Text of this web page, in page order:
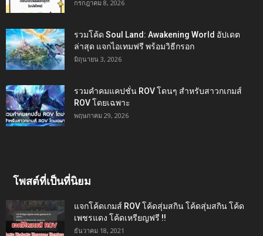
กรกฎาคม 8, 2026
รวมโค้ด Soul Land: Awakening World อัปเดต
ล่าสุด แจกไอเทมฟรี พร้อมวิธีกรอก
มิถุนายน 3, 2026
รวมคำคมแคปชั่น ROV โดนๆ สำหรับสาวกเกมส์
ROV โดยเฉพาะ
พฤษภาคม 29, 2026
โพสต์ที่เป็นที่นิยม
แจกโค้ดเกมส์ ROV โค้ดสุ่มสกิน โค้ดสุ่มสกิน โค้ด
เพชรแดง โค้ดเหรียญฟรี !!
ธันวาคม 18, 2021